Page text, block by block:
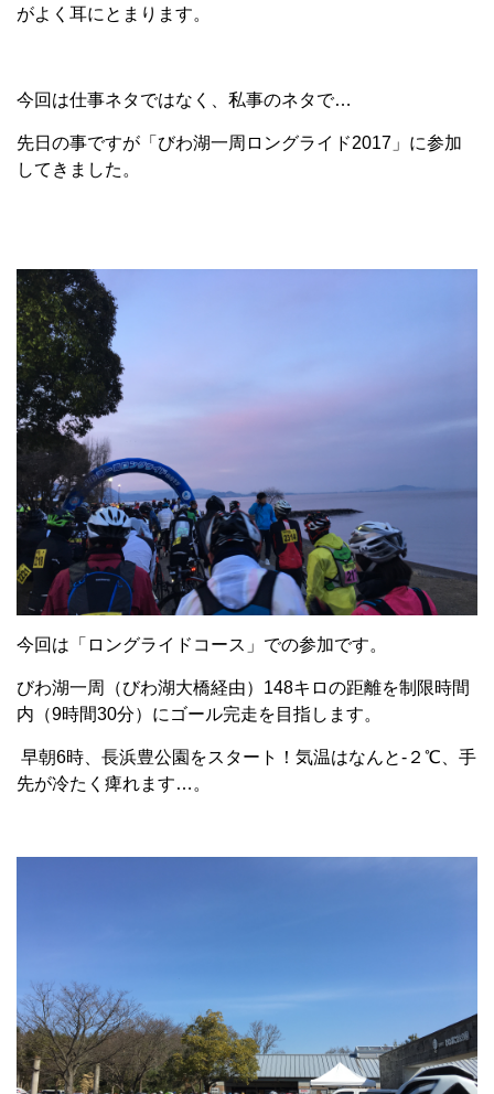
がよく耳にとまります。
今回は仕事ネタではなく、私事のネタで…
先日の事ですが「びわ湖一周ロングライド2017」に参加
してきました。
今回は「ロングライドコース」での参加です。
びわ湖一周（びわ湖大橋経由）148キロの距離を制限時間
内（9時間30分）にゴール完走を目指します。
早朝6時、長浜豊公園をスタート！気温はなんと-２℃、手
先が冷たく痺れます…。